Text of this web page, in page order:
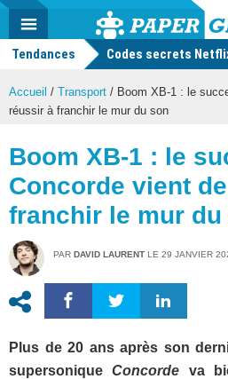
Actu
geek
MENU
Tendances Codes secrets
Accueil / Transport / Boom XB-1 : le
réussir à franchir le mur du son
Boom XB-1 : le
Concorde vient
franchir le mur du
PAR DAVID LAURENT LE 29 JANVIER
Plus de 20 ans après son
supersoniqueConcorde va
Mode
FacebookTwitter